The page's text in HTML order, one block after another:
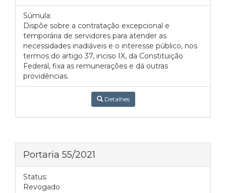
Súmula:
Dispõe sobre a contratação excepcional e
temporária de servidores para atender as
necessidades inadiáveis e o interesse público, nos
termos do artigo 37, inciso IX, da Constituição
Federal, fixa as remunerações e dá outras
providências.
Detalhes
Portaria 55/2021
Status:
Revogado